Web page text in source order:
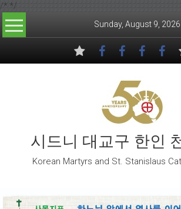
/* */
Skip to content
Sunday, August 9, 2026
시드니 대교구 한인
Korean Martyrs and St. Stanislaus